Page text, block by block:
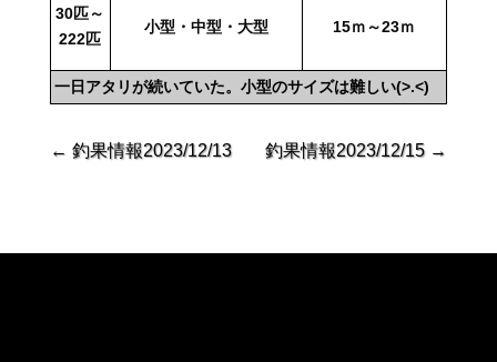
30匹～
222匹
小型・中型・大型 15ｍ～23ｍ
一日アタリが続いていた。小型のサイズは難しい(>.<)
← 釣果情報2023/12/13 釣果情報2023/12/15→